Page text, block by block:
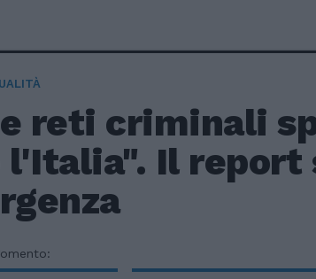
reti criminali
l'Italia". Il report